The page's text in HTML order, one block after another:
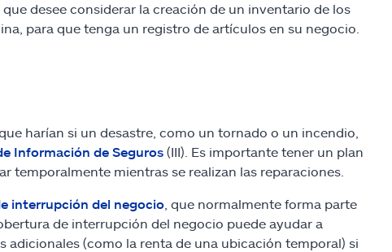
desee considerar la creación de un inventario de los
para que tenga un registro de artículos en su negocio.
harían si un desastre, como un tornado o un incendio,
Información de Seguros(III). Es importante tener un plan
temporalmente mientras se realizan las reparaciones.
interrupción del negocio, que normalmente forma parte
de interrupción del negocio puede ayudar a
adicionales (como la renta de una ubicación temporal) si